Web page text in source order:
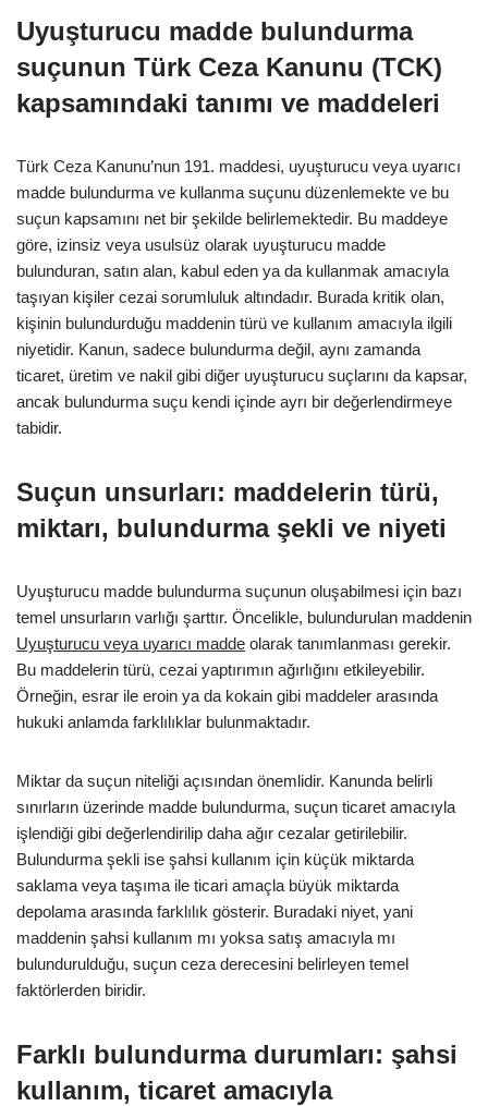
Uyuşturucu madde bulundurma
suçunun Türk Ceza Kanunu (TCK)
kapsamındaki tanımı ve maddeleri
Türk Ceza Kanunu’nun 191. maddesi, uyuşturucu veya uyarıcı
madde bulundurma ve kullanma suçunu düzenlemekte ve bu
suçun kapsamını net bir şekilde belirlemektedir. Bu maddeye
göre, izinsiz veya usulsüz olarak uyuşturucu madde
bulunduran, satın alan, kabul eden ya da kullanmak amacıyla
taşıyan kişiler cezai sorumluluk altındadır. Burada kritik olan,
kişinin bulundurduğu maddenin türü ve kullanım amacıyla ilgili
niyetidir. Kanun, sadece bulundurma değil, aynı zamanda
ticaret, üretim ve nakil gibi diğer uyuşturucu suçlarını da kapsar,
ancak bulundurma suçu kendi içinde ayrı bir değerlendirmeye
tabidir.
Suçun unsurları: maddelerin türü,
miktarı, bulundurma şekli ve niyeti
Uyuşturucu madde bulundurma suçunun oluşabilmesi için bazı
temel unsurların varlığı şarttır. Öncelikle, bulundurulan maddenin
Uyuşturucu veya uyarıcı madde olarak tanımlanması gerekir.
Bu maddelerin türü, cezai yaptırımın ağırlığını etkileyebilir.
Örneğin, esrar ile eroin ya da kokain gibi maddeler arasında
hukuki anlamda farklılıklar bulunmaktadır.
Miktar da suçun niteliği açısından önemlidir. Kanunda belirli
sınırların üzerinde madde bulundurma, suçun ticaret amacıyla
işlendiği gibi değerlendirilip daha ağır cezalar getirilebilir.
Bulundurma şekli ise şahsi kullanım için küçük miktarda
saklama veya taşıma ile ticari amaçla büyük miktarda
depolama arasında farklılık gösterir. Buradaki niyet, yani
maddenin şahsi kullanım mı yoksa satış amacıyla mı
bulundurulduğu, suçun ceza derecesini belirleyen temel
faktörlerden biridir.
Farklı bulundurma durumları: şahsi
kullanım, ticaret amacıyla